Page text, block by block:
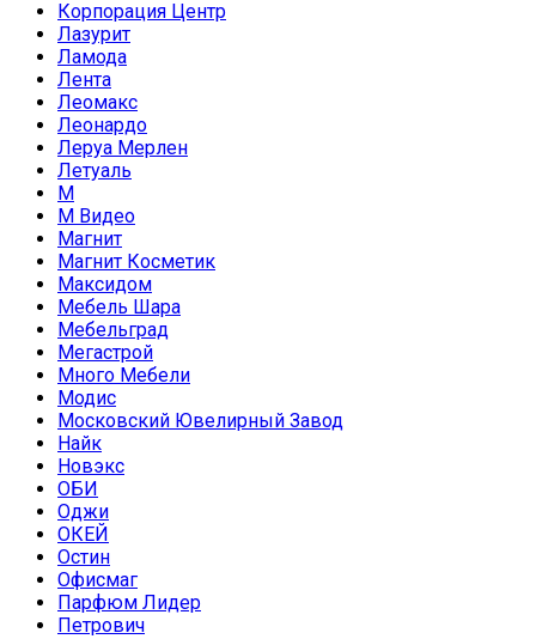
Корпорация Центр
Лазурит
Ламода
Лента
Леомакс
Леонардо
Леруа Мерлен
Летуаль
М
М Видео
Магнит
Магнит Косметик
Максидом
Мебель Шара
Мебельград
Мегастрой
Много Мебели
Модис
Московский Ювелирный Завод
Найк
Новэкс
ОБИ
Оджи
ОКЕЙ
Остин
Офисмаг
Парфюм Лидер
Петрович